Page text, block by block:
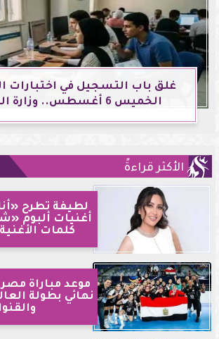
غلق باب التسجيل في اختبارات
الخميس 6 أغسطس.. وزارة التعليم...
الأكثر قراءةً
لطيفة تطرح
أغنيات ألبوم
كلمات
موعد مباراة
نهائي بطولة